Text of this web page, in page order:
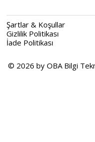
Şartlar & Koşullar
Gizlilik Politikası
İade Politikası
© 2026 by OBA Bilgi